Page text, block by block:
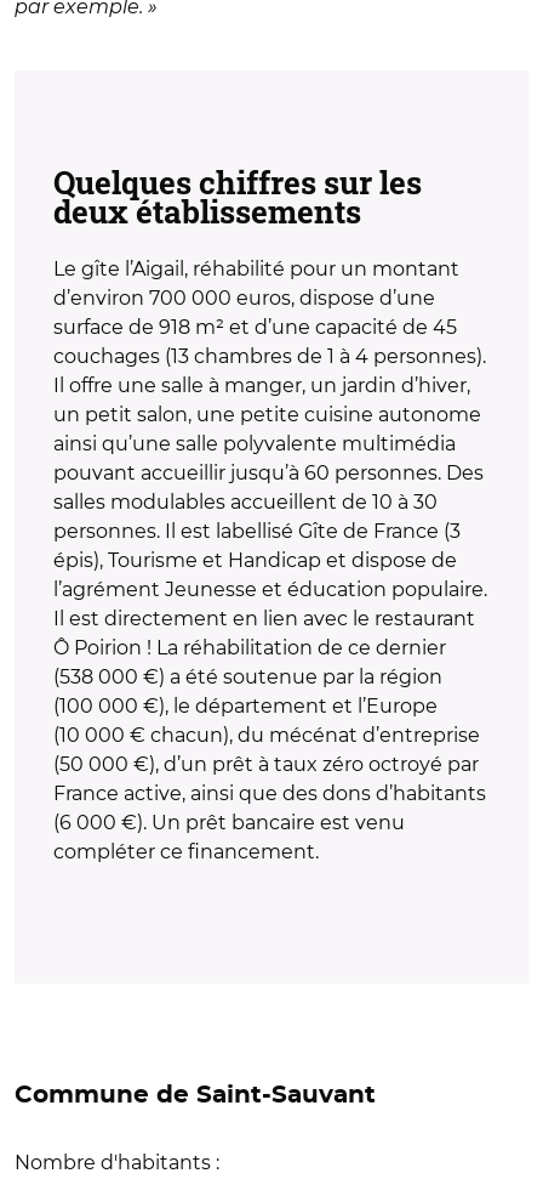
par exemple. »
Quelques chiffres sur les
deux établissements
Le gîte l’Aigail, réhabilité pour un montant
d’environ 700 000 euros, dispose d’une
surface de 918 m² et d’une capacité de 45
couchages (13 chambres de 1 à 4 personnes).
Il offre une salle à manger, un jardin d’hiver,
un petit salon, une petite cuisine autonome
ainsi qu’une salle polyvalente multimédia
pouvant accueillir jusqu’à 60 personnes. Des
salles modulables accueillent de 10 à 30
personnes. Il est labellisé Gîte de France (3
épis), Tourisme et Handicap et dispose de
l’agrément Jeunesse et éducation populaire.
Il est directement en lien avec le restaurant
Ô Poirion ! La réhabilitation de ce dernier
(538 000 €) a été soutenue par la région
(100 000 €), le département et l’Europe
(10 000 € chacun), du mécénat d’entreprise
(50 000 €), d’un prêt à taux zéro octroyé par
France active, ainsi que des dons d’habitants
(6 000 €). Un prêt bancaire est venu
compléter ce financement.
Commune de Saint-Sauvant
Nombre d'habitants :